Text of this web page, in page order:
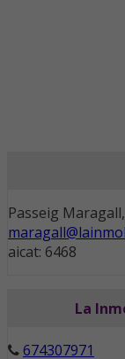
Passeig
aicat: 6468
La
674307971